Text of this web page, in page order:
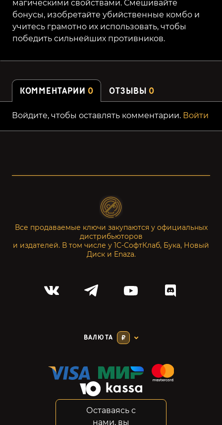
магическими свойствами. Смешивайте
бонусы, изобретайте убийственные комбо и
учитесь грамотно их использовать, чтобы
победить сильнейших противников.
КОММЕНТАРИИ 0 ОТЗЫВЫ 0
Войдите, чтобы оставлять комментарии. Войти
Все продаваемые ключи закупаются у официальных
дистрибьюторов
и издателей. В том числе у 1С-СофтКлаб, Бука, Новый
Диск и Enaza.
ВАЛЮТА ₽
Оставаясь с
нами, вы